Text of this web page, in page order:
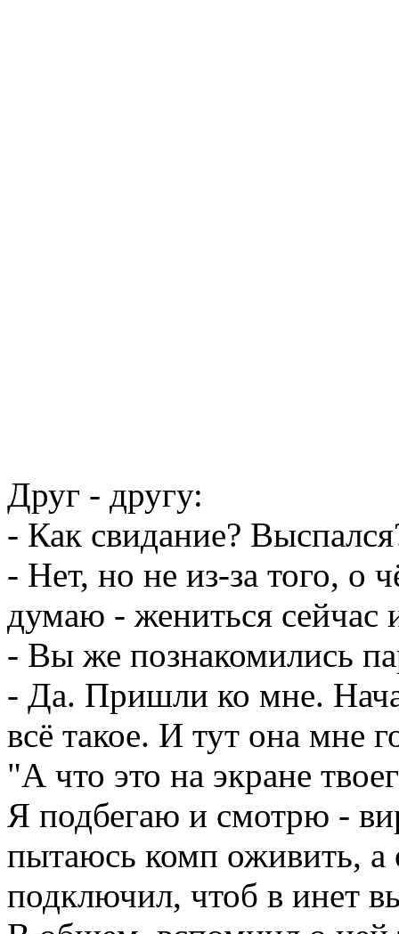
Друг - другу:
- Как свидание?
- Нет, но не из-за того, о
думаю - жениться сейчас
- Вы же познакомились
- Да. Пришли ко мне.
всё такое. И тут она мне
"А что это на экране
Я подбегаю и смотрю -
пытаюсь комп оживить,
подключил, чтоб в инет